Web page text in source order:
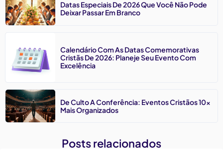
Datas Especiais De 2026 Que Você Não Pode
Deixar Passar Em Branco
Calendário Com As Datas Comemorativas
Cristãs De 2026: Planeje Seu Evento Com
Excelência
De Culto A Conferência: Eventos Cristãos 10x
Mais Organizados
Posts relacionados